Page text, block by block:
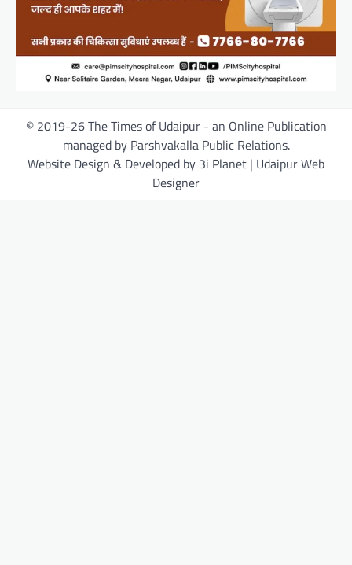
© 2019-26 The Times of Udaipur - an Online Publication
managed by Parshvakalla Public Relations.
Website Design & Developed by 3i Planet | Udaipur Web
Designer